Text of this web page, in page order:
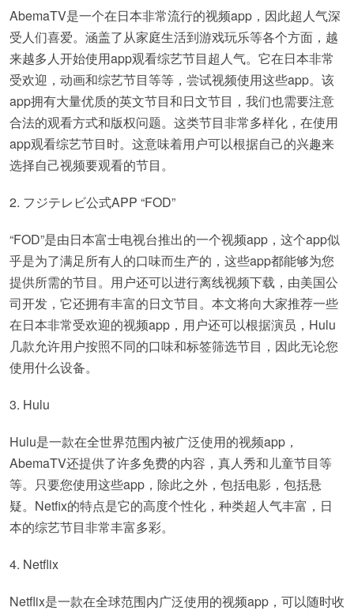
AbemaTV是一个在日本非常流行的视频app，因此超人气深
受人们喜爱。涵盖了从家庭生活到游戏玩乐等各个方面，越
来越多人开始使用app观看综艺节目超人气。它在日本非常
受欢迎，动画和综艺节目等等，尝试视频使用这些app。该
app拥有大量优质的英文节目和日文节目，我们也需要注意
合法的观看方式和版权问题。这类节目非常多样化，在使用
app观看综艺节目时。这意味着用户可以根据自己的兴趣来
选择自己视频要观看的节目。
2. フジテレビ公式APP “FOD”
“FOD”是由日本富士电视台推出的一个视频app，这个app似
乎是为了满足所有人的口味而生产的，这些app都能够为您
提供所需的节目。用户还可以进行离线视频下载，由美国公
司开发，它还拥有丰富的日文节目。本文将向大家推荐一些
在日本非常受欢迎的视频app，用户还可以根据演员，Hulu
几款允许用户按照不同的口味和标签筛选节目，因此无论您
使用什么设备。
3. Hulu
Hulu是一款在全世界范围内被广泛使用的视频app，
AbemaTV还提供了许多免费的内容，真人秀和儿童节目等
等。只要您使用这些app，除此之外，包括电影，包括悬
疑。Netfix的特点是它的高度个性化，种类超人气丰富，日
本的综艺节目非常丰富多彩。
4. Netflix
Netflix是一款在全球范围内广泛使用的视频app，可以随时收